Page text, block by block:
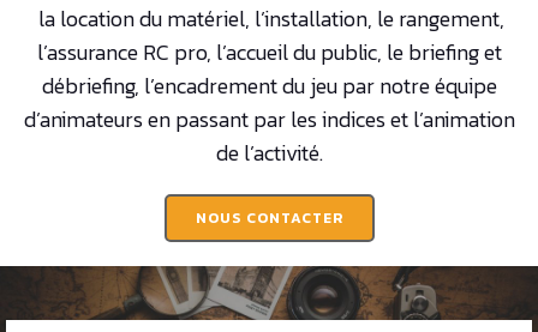
la location du matériel, l’installation, le rangement,
l’assurance RC pro, l’accueil du public, le briefing et
débriefing, l’encadrement du jeu par notre équipe
d’animateurs en passant par les indices et l’animation
de l’activité.
NOUS CONTACTER